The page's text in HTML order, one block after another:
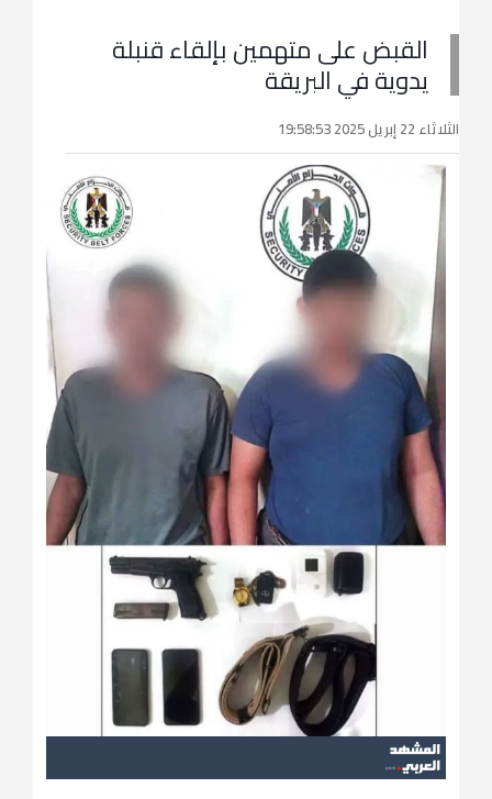
القبض على متهمين بإلقاء قنبلة
يدوية في البريقة
الثلاثاء 22 إبريل 2025 19:58:53